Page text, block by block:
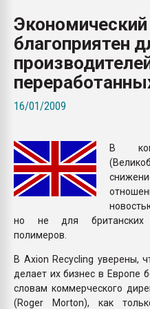
благоприятен
16/01/2009
В
но не для британских
полимеров.
В Axion Recycling уверены,
делает их бизнес в Европе
словам коммерческого
(Roger Morton), как